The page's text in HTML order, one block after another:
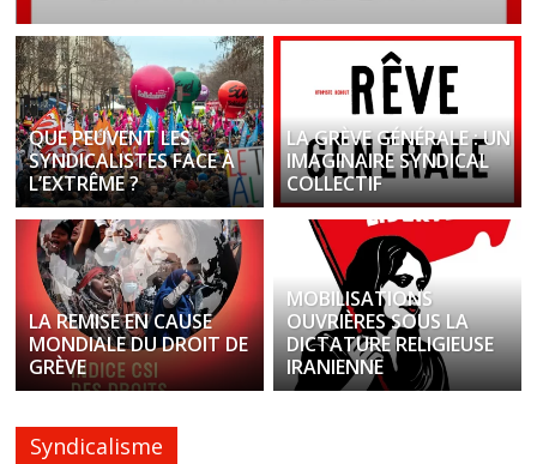
QUE PEUVENT LES
SYNDICALISTES FACE À
L’EXTRÊME ?
LA GRÈVE GÉNÉRALE : UN
IMAGINAIRE SYNDICAL
COLLECTIF
LA REMISE EN CAUSE
MONDIALE DU DROIT DE
GRÈVE
MOBILISATIONS
OUVRIÈRES SOUS LA
DICTATURE RELIGIEUSE
IRANIENNE
Syndicalisme